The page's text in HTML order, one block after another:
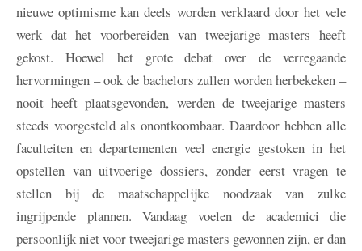
nieuwe optimisme kan deels worden verklaard door het vele
werk dat het voorbereiden van tweejarige masters heeft
gekost. Hoewel het grote debat over de verregaande
hervormingen – ook de bachelors zullen worden herbekeken –
nooit heeft plaatsgevonden, werden de tweejarige masters
steeds voorgesteld als onontkoombaar. Daardoor hebben alle
faculteiten en departementen veel energie gestoken in het
opstellen van uitvoerige dossiers, zonder eerst vragen te
stellen bij de maatschappelijke noodzaak van zulke
ingrijpende plannen. Vandaag voelen de academici die
persoonlijk niet voor tweejarige masters gewonnen zijn, er dan